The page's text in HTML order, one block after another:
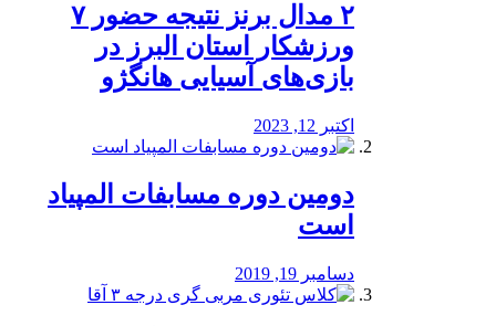
۲ مدال برنز نتیجه حضور ۷
ورزشکار استان البرز در
بازی‌های آسیایی هانگژو
اکتبر 12, 2023
دومین دوره مسابفات المپیاد
است
دسامبر 19, 2019